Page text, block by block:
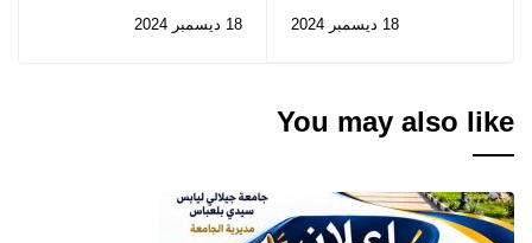
للصفقة
18 ديسمبر 2024
MESRS
18 ديسمبر 2024
You may also like